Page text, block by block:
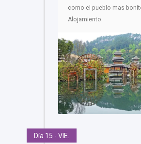
como el pueblo mas
Alojamiento.
Día 15 - VIE.